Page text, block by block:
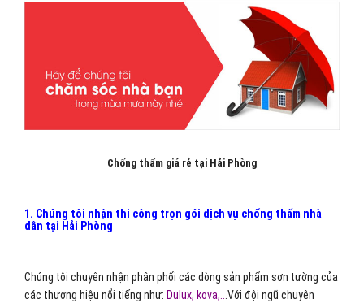
Chống thấm giá rẻ tại Hải Phòng
1. Chúng tôi nhận thi công trọn gói dịch vụ chống thấm nhà
dân tại Hải Phòng
Chúng tôi chuyên nhận phân phối các dòng sản phẩm sơn tường của
các thương hiệu nổi tiếng như: Dulux, kova,..
.Với đội ngũ chuyên